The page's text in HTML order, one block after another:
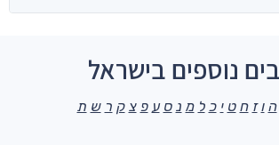
נוספים בישראל
ה ו ז ח ט י כ ל מ נ ס ע פ צ ק ר ש ת